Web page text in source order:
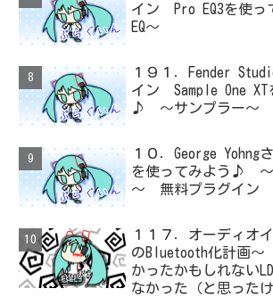
イン Pro EQ3を使
EQ～
１９１．Fender
イン Sample One XT
♪ ～サンプラー～
１０．George Yohng
を使ってみよう♪ ～
～ 無料プラグイン
１１７．オーディオ
のBluetooth化計画～
かったかもしれない
なかった（と思った